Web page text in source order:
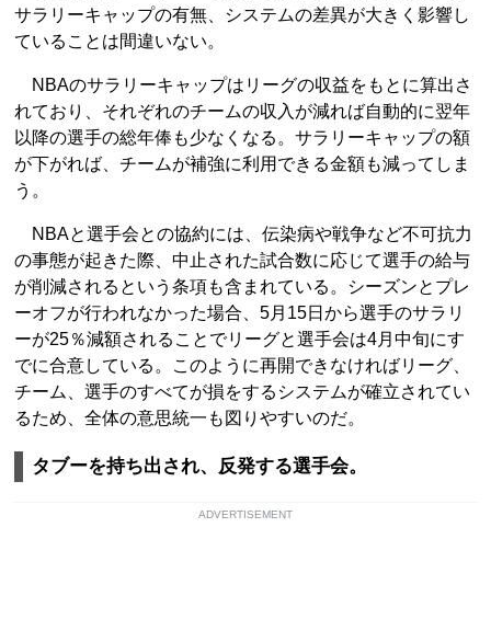
サラリーキャップの有無、システムの差異が大きく影響し
ていることは間違いない。
NBAのサラリーキャップはリーグの収益をもとに算出さ
れており、それぞれのチームの収入が減れば自動的に翌年
以降の選手の総年俸も少なくなる。サラリーキャップの額
が下がれば、チームが補強に利用できる金額も減ってしま
う。
NBAと選手会との協約には、伝染病や戦争など不可抗力
の事態が起きた際、中止された試合数に応じて選手の給与
が削減されるという条項も含まれている。シーズンとプレ
ーオフが行われなかった場合、5月15日から選手のサラリ
ーが25％減額されることでリーグと選手会は4月中旬にす
でに合意している。このように再開できなければリーグ、
チーム、選手のすべてが損をするシステムが確立されてい
るため、全体の意思統一も図りやすいのだ。
タブーを持ち出され、反発する選手会。
ADVERTISEMENT